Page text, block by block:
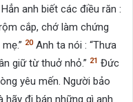
anh biết các điều răn :
cắp, chớ làm chứng
20 Anh ta nói : “Thưa
giữ từ thuở nhỏ.” 21 Đức
yêu mến. Người bảo
hãy đi bán những gì anh